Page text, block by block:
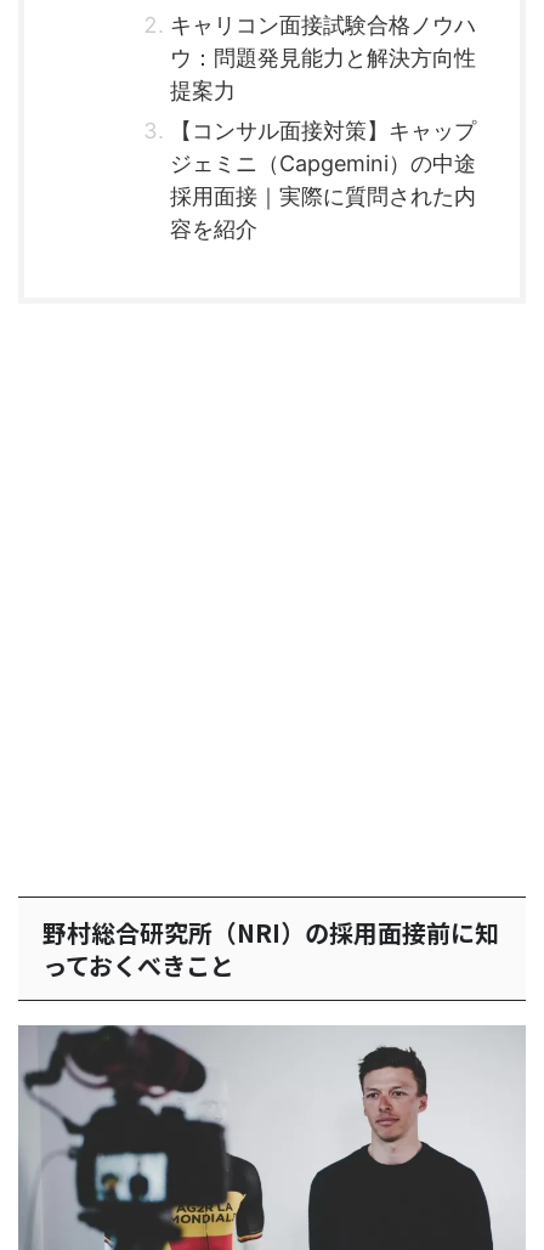
キャリコン面接試験合格ノウハ
ウ：問題発見能力と解決方向性
提案力
【コンサル面接対策】キャップ
ジェミニ（Capgemini）の中途
採用面接｜実際に質問された内
容を紹介
野村総合研究所（NRI）の採用面接前に知
っておくべきこと